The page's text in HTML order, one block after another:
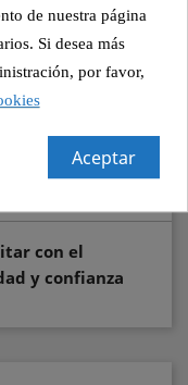
con el módulo
para el
para el
con el
y confianza
de nuestra página
Si desea más
por favor,
Aceptar